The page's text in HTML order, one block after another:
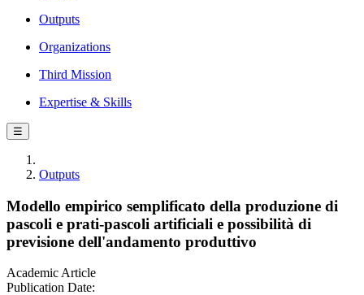
Outputs
Organizations
Third Mission
Expertise & Skills
☰
Outputs
Modello empirico semplificato della produzione di
pascoli e prati-pascoli artificiali e possibilità di
previsione dell'andamento produttivo
Academic Article
Publication Date: